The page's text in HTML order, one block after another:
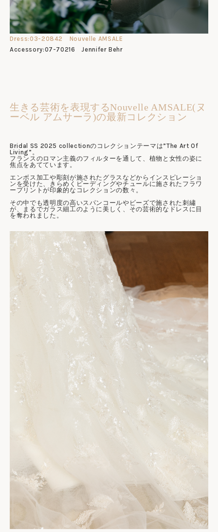
Dress:03-20842
Nouvelle AMSALE
Accessory:07-70216 Jennifer Behr
生きる芸術を表現するNouvelle AMSALE(ヌ
ーベル アムサーラ)の最新コレクション
Bridal SS 2025 collectionのコレクションテーマは”The Art Of
Living”。
フランスのロマン主義のフィルターを通して、植物と女性の姿に
焦点をあてています。
エンボス加工や彫刻が施されたグラスなどからインスピレーショ
ンを受けた、きらめくビーディングやチュールに施されたフラワ
ープリントが印象的なコレクションの数々。
その中でも透明度の高いスパンコールやビーズで施された刺繡
が、まるでガラス細工のように美しく、その芸術的なドレスに目
を奪われました。